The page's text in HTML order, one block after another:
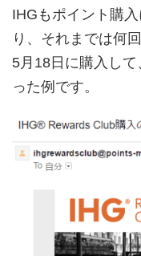
IHGもポイント購
り、それまでは何
5月18日に購入し
った例です。